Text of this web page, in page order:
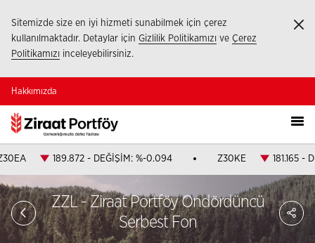
Sitemizde size en iyi hizmeti sunabilmek için çerez
kullanılmaktadır. Detaylar için Gizlilik Politikamızı ve Çerez
Politikamızı inceleyebilirsiniz.
Hakkımızda
189.872 - DEĞİŞİM: %-0.094 Z30KE 181.165 -
ZZL - Ziraat Portföy Ondördüncü
Serbest Fon